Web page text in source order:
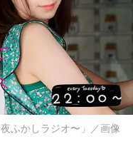
ふかしラジオ〜」／画像